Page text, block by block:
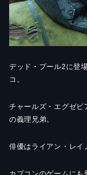
デッド・プール2に登
コ。
チャールズ・エグゼビ
の義理兄弟。
俳優はライアン・レイ
カプコンのゲームにも